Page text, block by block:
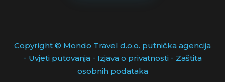
Copyright © Mondo Travel d.o.o. putnička agencija
- Uvjeti putovanja- Izjava o privatnosti- Zaštita
osobnih podataka